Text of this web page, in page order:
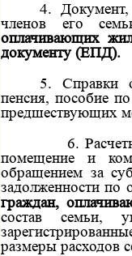
4. Документ,
членов его
оплачивающих
документу (ЕПД).
5. Справки
пенсия, пособие
предшествующих
6.
помещение и
обращением за
задолженности по
граждан,
состав семьи,
размеры расходов